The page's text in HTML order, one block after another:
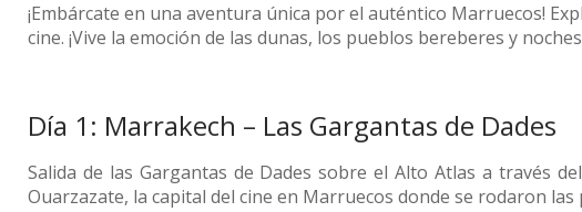
¡Embárcate en una aventura única por el auténtico Marruecos!
cine. ¡Vive la emoción de las dunas, los pueblos bereberes y
Día 1: Marrakech – Las Gargantas de Dades
Salida de las Gargantas de Dades sobre el Alto Atlas a través
Ouarzazate, la capital del cine en Marruecos donde se rodaron